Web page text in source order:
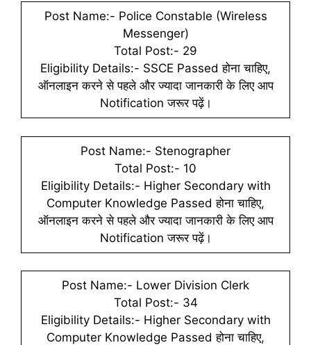
Post Name:- Police Constable (Wireless
Messenger)
Total Post:- 29
Eligibility Details:- SSCE Passed होना चाहिए,
ऑनलाइन करने से पहले और ज्यादा जानकारी के लिए आप
Notification जरूर पढ़ें।
Post Name:- Stenographer
Total Post:- 10
Eligibility Details:- Higher Secondary with
Computer Knowledge Passed होना चाहिए,
ऑनलाइन करने से पहले और ज्यादा जानकारी के लिए आप
Notification जरूर पढ़ें।
Post Name:- Lower Division Clerk
Total Post:- 34
Eligibility Details:- Higher Secondary with
Computer Knowledge Passed होना चाहिए,